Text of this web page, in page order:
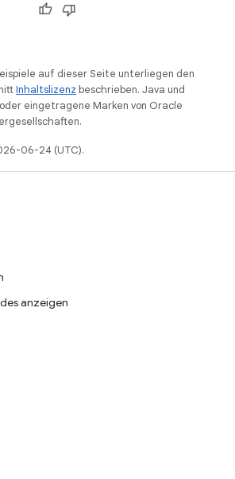
auf dieser Seite unterliegen den
Inhaltslizenz beschrieben. Java und
eingetragene Marken von Oracle
06-24 (UTC).
anzeigen